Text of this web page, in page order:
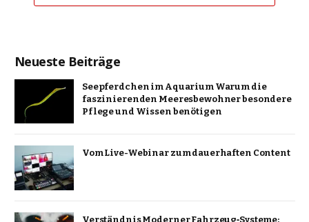
Neueste Beiträge
Seepferdchen im Aquarium Warum die
faszinierenden Meeresbewohner besondere
Pflege und Wissen benötigen
Vom Live-Webinar zum dauerhaften Content
Verständnis Moderner Fahrzeug‑Systeme: